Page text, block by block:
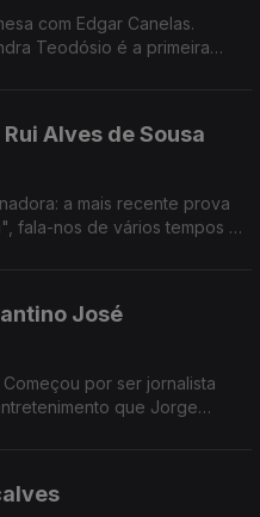
com Edgar Canelas.
Teodósio é a primeira
Alves de Sousa
a mais recente prova
fala-nos de vários tempos e
José
por ser jornalista
que Jorge